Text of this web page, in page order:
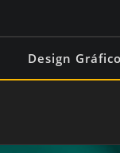
Design Gráfico